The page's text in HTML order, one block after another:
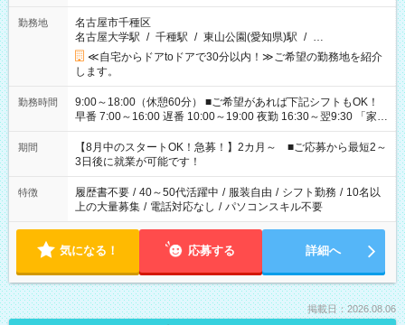
勤務地
名古屋市千種区
名古屋大学駅 / 千種駅 / 東山公園(愛知県)駅 / …
≪自宅からドアtoドアで30分以内！≫ご希望の勤務地を紹介
します。
勤務時間
9:00～18:00（休憩60分） ■ご希望があれば下記シフトもOK！
早番 7:00～16:00 遅番 10:00～19:00 夜勤 16:30～翌9:30 「家族
と休みを合わせたい」 「余裕を持って夕飯の準備がしたい」
「できれば残業はしたくない」 など、ご希望を教えてください
ね。 ※Wワーク希望の方へ 今ご覧のお仕事で希望する勤務時間
と、もう1つのお仕事の勤務時間。 合計で週40時間を超える場
合は応募できません。
期間
【8月中のスタートOK！急募！】2カ月～ ■ご応募から最短2～
3日後に就業が可能です！
特徴 履歴書不要 / 40～50代活躍中 / 服装自由 / シフト勤務 / 10名以
上の大量募集 / 電話対応なし / パソコンスキル不要
気になる！ 応募する 詳細へ
掲載日：2026.08.06